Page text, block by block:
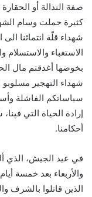
صفة النذالة أو
كثيرة حملت وسام
شهداء قلّة انتمائنا
الاستغباء
بخوضها أغدقتم مال
شهداء التهجير
سياساتكم الفاشلة
إرادة الحياة التي
أحكامنا.
في عيد الجيش، الذي
والأربعاء بعد خمسة
الذين قاتلوا بالشرف